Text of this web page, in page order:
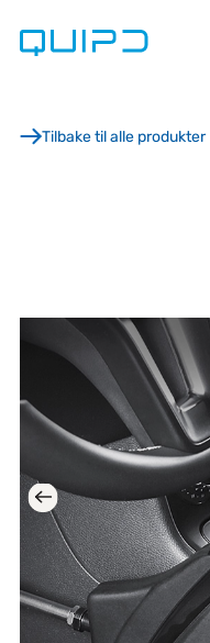
Tilbake til alle produkter